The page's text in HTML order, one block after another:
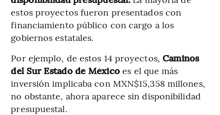
estos proyectos fueron presentados con
financiamiento público con cargo a los
gobiernos estatales.
Por ejemplo, de estos 14 proyectos, Caminos
del Sur Estado de México es el que más
inversión implicaba con MXN$15,358 millones,
no obstante, ahora aparece sin disponibilidad
presupuestal.